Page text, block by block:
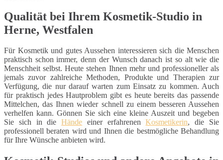
Qualität bei Ihrem Kosmetik-Studio in
Herne, Westfalen
Für Kosmetik und gutes Aussehen interessieren sich die Menschen
praktisch schon immer, denn der Wunsch danach ist so alt wie die
Menschheit selbst. Heute stehen Ihnen mehr und professioneller als
jemals zuvor zahlreiche Methoden, Produkte und Therapien zur
Verfügung, die nur darauf warten zum Einsatz zu kommen. Auch
für praktisch jedes Hautproblem gibt es heute bereits das passende
Mittelchen, das Ihnen wieder schnell zu einem besseren Aussehen
verhelfen kann. Gönnen Sie sich eine kleine Auszeit und begeben
Sie sich in dieHände einer erfahrenenKosmetikerin, die Sie
professionell beraten wird und Ihnen die bestmögliche Behandlung
für Ihre Wünsche anbieten wird.